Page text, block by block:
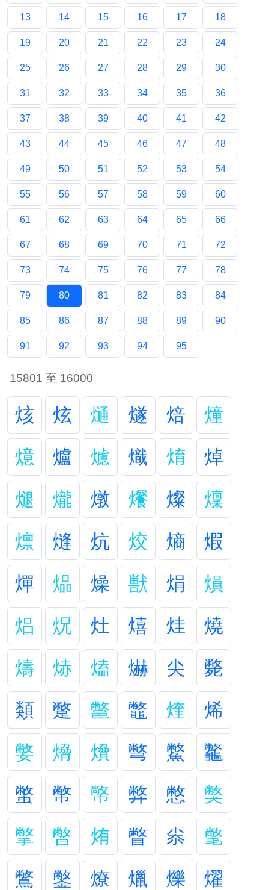
13 14 15 16 17 18
19 20 21 22 23 24
25 26 27 28 29 30
31 32 33 34 35 36
37 38 39 40 41 42
43 44 45 46 47 48
49 50 51 52 53 54
55 56 57 58 59 60
61 62 63 64 65 66
67 68 69 70 71 72
73 74 75 76 77 78
79 80 81 82 83 84
85 86 87 88 89 90
91 92 93 94 95
15801 至 16000
烗 炫 熥 燧 焙
燑
燱
爐 爈 熾 焴
焯
煺
爖 燉 爘 燦
燣
燷
熢 炕 烄 熵
煆
燀
煰 燥 獣 焆
熉
焒
炾 灶 熺 烓
燒
燽
焃 熆 爀 尖
斃
類
蹩 鄨 鼈 煃
烯
嫳
熁 燲 彆 鱉
龞
蟞
幣 幤 弊 憋
獘
撆
暼 烠 瞥 尜
氅
鷩
鐅 燎 爉 爍
燿